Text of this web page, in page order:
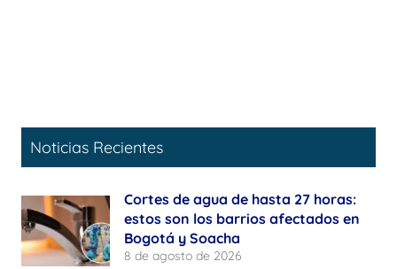
Noticias Recientes
Cortes de agua de hasta 27 horas:
estos son los barrios afectados en
Bogotá y Soacha
8 de agosto de 2026